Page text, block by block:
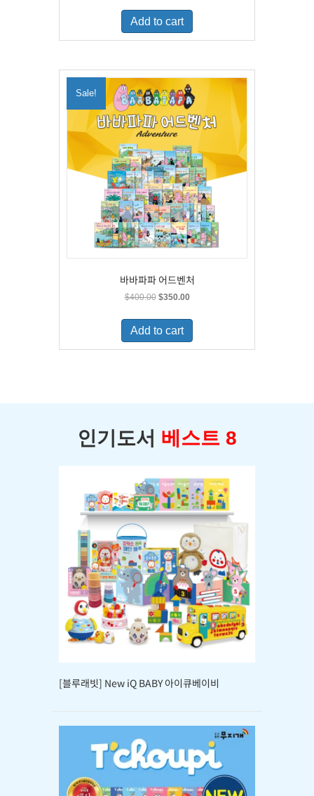
was:
$500.00.
is:
Add to cart
Sale!
바바파파 어드벤처
$400.00 Original
was:
$400.00.
$350.00Current
is:
Add to cart
인기도서 베스트 8
[블루래빗] New iQ BABY 아이큐베이비